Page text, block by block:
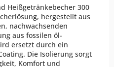
Heißgetränkebecher 300
hergestellt aus
nachwachsenden
aus fossilen öl-
ersetzt durch ein
Die Isolierung sorgt
Komfort und